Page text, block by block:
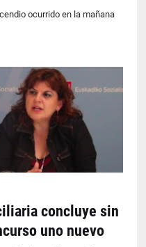
ocurrido en la mañana
concluye sin
uno nuevo